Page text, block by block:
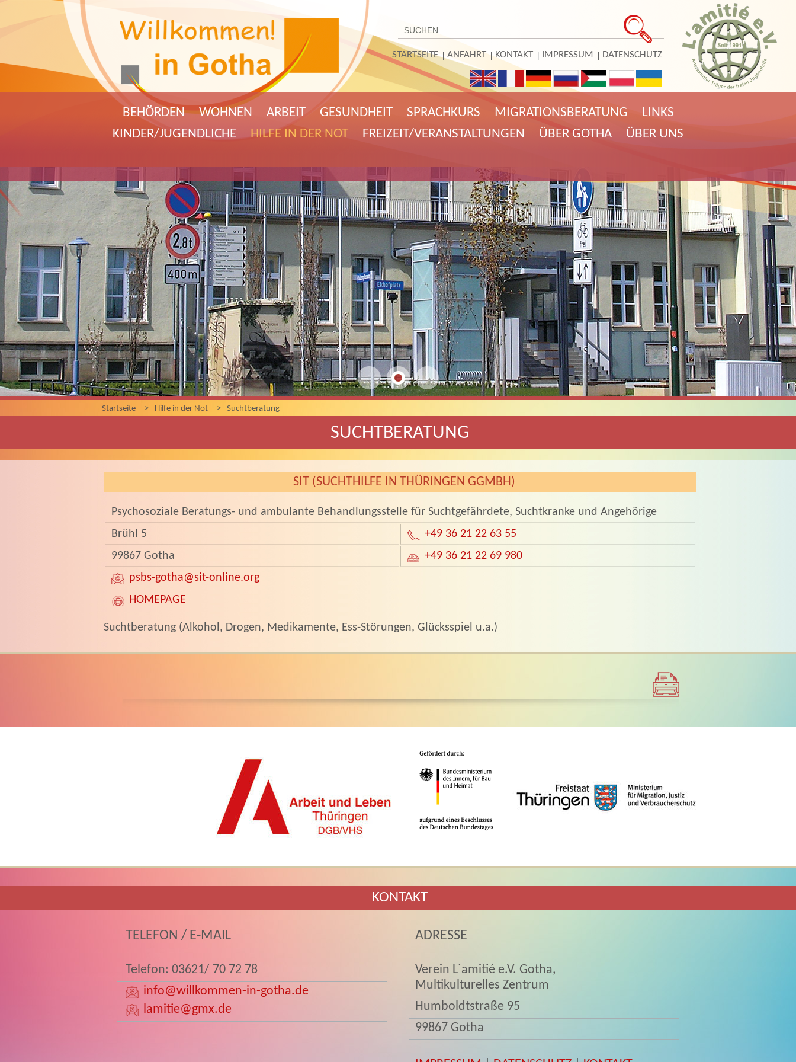
STARTSEITE ANFAHRT KONTAKT IMPRESSUM DATENSCHUTZ
BEHÖRDEN WOHNEN ARBEIT GESUNDHEIT SPRACHKURS MIGRATIONSBERATUNG
LINKS
KINDER/JUGENDLICHE
HILFE IN DER NOT FREIZEIT/VERANSTALTUNGEN ÜBER GOTHA ÜBER UNS
Startseite -> Hilfe in der Not -> Suchtberatung
SUCHTBERATUNG
SIT (SUCHTHILFE IN THÜRINGEN GGMBH)
Psychosoziale Beratungs- und ambulante Behandlungsstelle für Suchtgefährdete, Suchtkranke und Angehörige
Brühl 5
+49 36 21 22 63 55
99867 Gotha
+49 36 21 22 69 980
psbs-gotha@sit-online.org
HOMEPAGE
­Suchtberatung (Alkohol, Drogen, Medikamente, Ess-Störungen, Glücksspiel u.a.)
KONTAKT
TELEFON / E-MAIL
Telefon: 03621/ 70 72 78
info@willkommen-in-gotha.de
lamitie@gmx.de
ADRESSE
Verein L´amitié e.V. Gotha,
Multikulturelles Zentrum
Humboldtstraße 95
99867 Gotha